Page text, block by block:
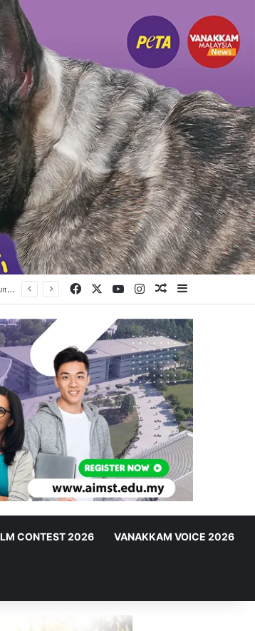
பெட்டாலிங் குர்ட்வாரா சாஹிப் புதிய கட்டட நிதி திரட்டும் இரவு விருந்து: ம.இ.கா RM 50,000 நிதியுதவி, சீக்கிய சமூகத்துக்கான ஆதரவு தொடரும் – விக்னேஸ்வரன் உறுதி Facebook YouTubeInstagramRandom Article
CONTEST 2026 VANAKKAM VOICE 2026